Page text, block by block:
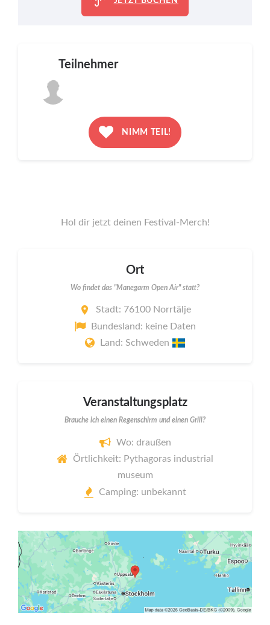
Teilnehmer
NIMM TEIL!
Hol dir jetzt deinen Festival-Merch!
Ort
Wo findet das "Manegarm Open Air" statt?
Stadt: 76100 Norrtälje
Bundesland: keine Daten
Land: Schweden
Veranstaltungsplatz
Brauche ich einen Regenschirm und einen Grill?
Wo: draußen
Örtlichkeit: Pythagoras industrial
museum
Camping: unbekannt